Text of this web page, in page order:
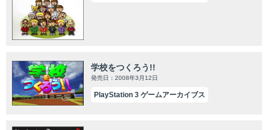
学校をつくろう!!
発売日：2008年3月12日
PlayStation 3 ゲームアーカイブス